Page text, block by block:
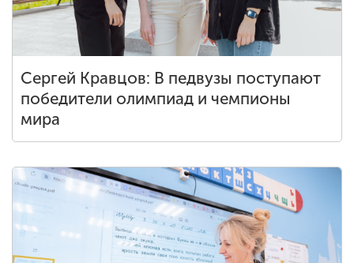
CHI
комиссия
Сергей Кравцов: В педвузы поступают
победители олимпиад и чемпионы
мира